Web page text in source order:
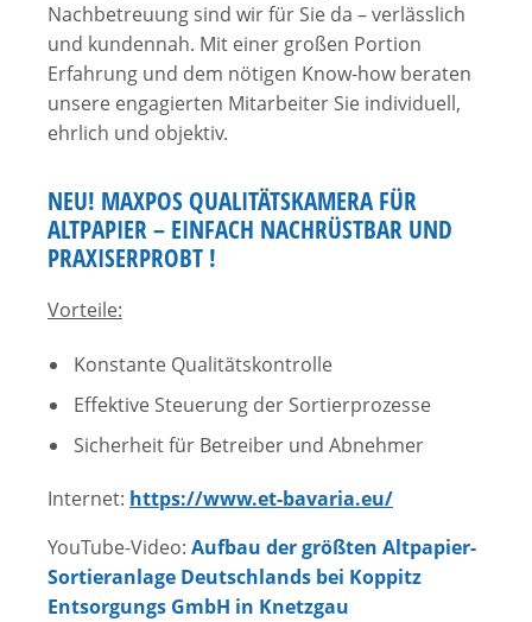
Nachbetreuung sind wir für Sie da – verlässlich
und kundennah. Mit einer großen Portion
Erfahrung und dem nötigen Know-how beraten
unsere engagierten Mitarbeiter Sie individuell,
ehrlich und objektiv.
NEU! MAXPOS QUALITÄTSKAMERA FÜR
ALTPAPIER – EINFACH NACHRÜSTBAR UND
PRAXISERPROBT !
Vorteile:
Konstante Qualitätskontrolle
Effektive Steuerung der Sortierprozesse
Sicherheit für Betreiber und Abnehmer
Internet: https://www.et-bavaria.eu/
YouTube-Video: Aufbau der größten Altpapier-
Sortieranlage Deutschlands bei Koppitz
Entsorgungs GmbH in Knetzgau